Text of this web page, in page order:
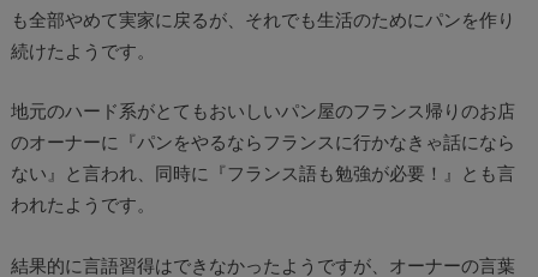
も全部やめて実家に戻るが、それでも生活のためにパンを作り
続けたようです。
地元のハード系がとてもおいしいパン屋のフランス帰りのお店
のオーナーに『パンをやるならフランスに行かなきゃ話になら
ない』と言われ、同時に『フランス語も勉強が必要！』とも言
われたようです。
結果的に言語習得はできなかったようですが、オーナーの言葉